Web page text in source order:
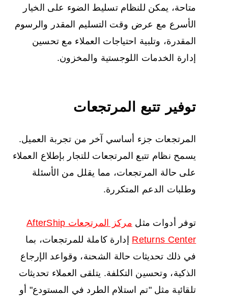
متاحة، يمكن للنظام تسليط الضوء على الخيار
الأسرع مع عرض وقت التسليم المقدر والرسوم
المقدرة، وتلبية احتياجات العملاء مع تحسين
إدارة الخدمات اللوجستية والمخزون.
توفير تتبع المرتجعات
المرتجعات جزء أساسي آخر من تجربة العميل.
يسمح نظام تتبع المرتجعات للتجار بإطلاع العملاء
على حالة المرتجعات، مما يقلل من الأسئلة
وطلبات الدعم المتكررة.
توفر أدوات مثل
مركز المرتجعات AfterShip
Returns Center إدارة كاملة للمرتجعات، بما
في ذلك تحديثات حالة الشحنة، وقواعد الإرجاع
الذكية، وتحسين التكلفة. يتلقى العملاء تحديثات
تلقائية مثل "تم استلام الطرد في المستودع" أو